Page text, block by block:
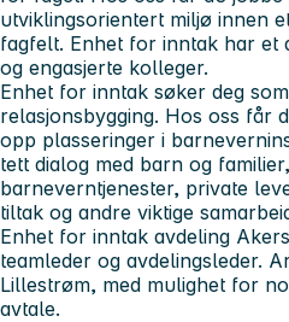
utviklingsorientert miljø innen
fagfelt. Enhet for inntak har et
og engasjerte kolleger.
Enhet for inntak søker deg
relasjonsbygging. Hos oss får
opp plasseringer i
tett dialog med barn og
barneverntjenester, private
tiltak og andre viktige
Enhet for inntak avdeling
teamleder og avdelingsleder.
Lillestrøm, med mulighet for
avtale.